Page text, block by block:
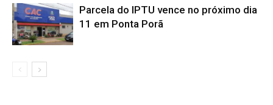
Parcela do IPTU vence no próximo dia
11 em Ponta Porã